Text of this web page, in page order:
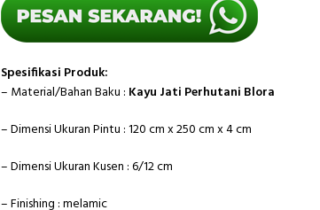
Spesifikasi Produk:
– Material/Bahan Baku : Kayu Jati Perhutani Blora
– Dimensi Ukuran Pintu : 120 cm x 250 cm x 4 cm
– Dimensi Ukuran Kusen : 6/12 cm
– Finishing : melamic